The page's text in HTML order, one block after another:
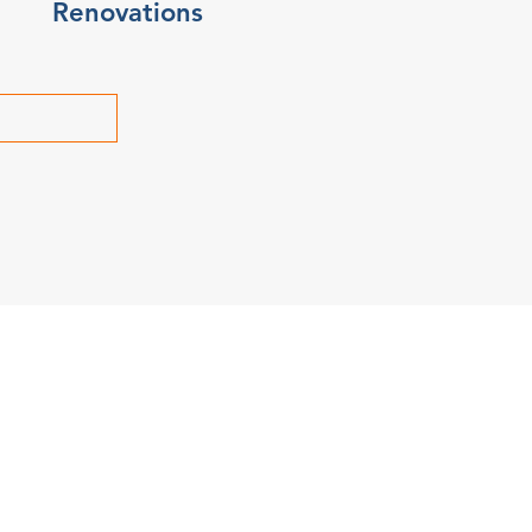
Renovations